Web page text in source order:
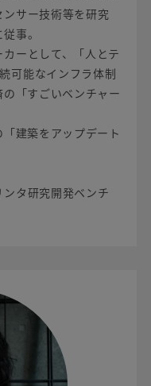
サー技術等を研究
事。
ーとして、「人とテ
可能なインフラ体制
「すごいベンチャー
建築をアップデート
タ研究開発ベンチ